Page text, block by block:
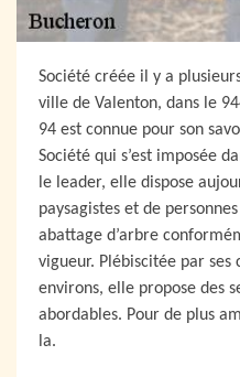
Société créée il y a
ville de Valenton, dans le
94 est connue pour son
Société qui s’est imposée
le leader, elle dispose
paysagistes et de
abattage d’arbre
vigueur. Plébiscitée par ses
environs, elle propose des
abordables. Pour de plus
la.